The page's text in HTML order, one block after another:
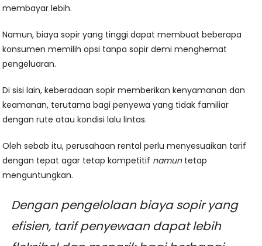
membayar lebih.
Namun, biaya sopir yang tinggi dapat membuat beberapa
konsumen memilih opsi tanpa sopir demi menghemat
pengeluaran.
Di sisi lain, keberadaan sopir memberikan kenyamanan dan
keamanan, terutama bagi penyewa yang tidak familiar
dengan rute atau kondisi lalu lintas.
Oleh sebab itu, perusahaan rental perlu menyesuaikan tarif
dengan tepat agar tetap kompetitif namuntetap
menguntungkan.
Dengan pengelolaan biaya sopir yang
efisien, tarif penyewaan dapat lebih